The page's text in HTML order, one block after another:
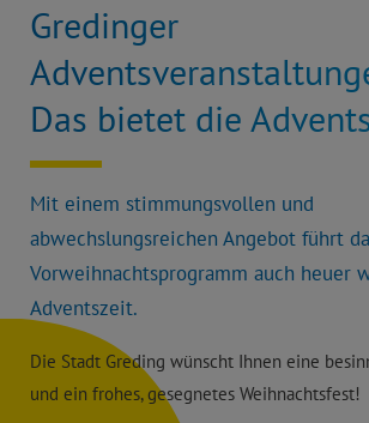
Gredinger
Das bietet die
Mit einem stimmungsvollen und
abwechslungsreichen Angebot führt
Vorweihnachtsprogramm auch heuer
Adventszeit.
Die Stadt Greding wünscht Ihnen eine
und ein frohes, gesegnetes Weihnachtsfest!